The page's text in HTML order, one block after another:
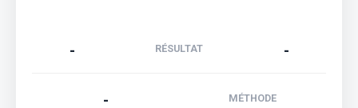
- RÉSULTAT
-
-
MÉTHODE